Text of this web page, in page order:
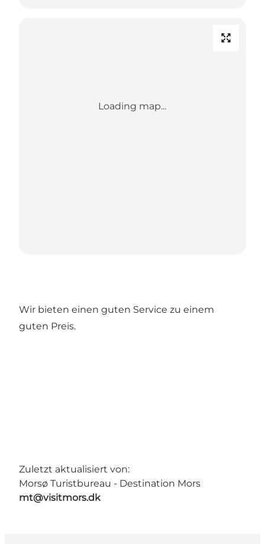
Loading map...
Wir bieten einen guten Service zu einem
guten Preis.
Zuletzt aktualisiert von:
Morsø Turistbureau - Destination Mors
mt@visitmors.dk